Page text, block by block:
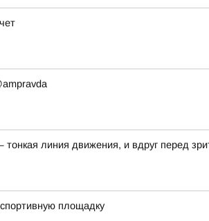
тонкая линия движения, и вдруг перед
площадку